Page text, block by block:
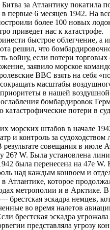
за Атлантику покатила
первые 6 месяцев 1942. На
более 100 новых
приведет нас к катастрофе.
быстрое облегчение, а
решил, что
если потери торговых
заявило морское
ВВС взять на себя
масштабы
в нашей
бомбардировок
потери в
морских штабов в начале
и контроль за
совещания в июле
26? W. Была установлена
была перенесена на 47е W.
над каждым конвоем и
Атлантике, которое
метрополии и в Арктике. В
эскадра немцев,
во время налетов
брестская эскадра
представляла угрозу